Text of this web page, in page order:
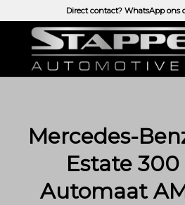
Direct contact? WhatsApp ons
Mercedes-
Estate
Automaat